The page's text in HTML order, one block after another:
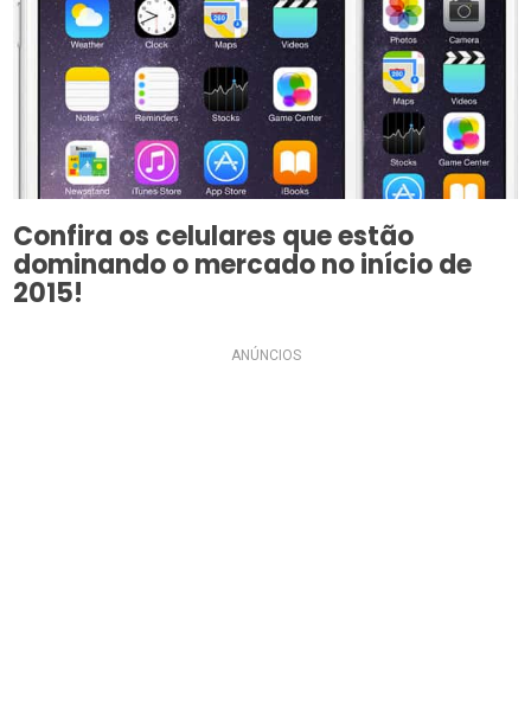
Confira os celulares que estão
dominando o mercado no início de
2015!
ANÚNCIOS